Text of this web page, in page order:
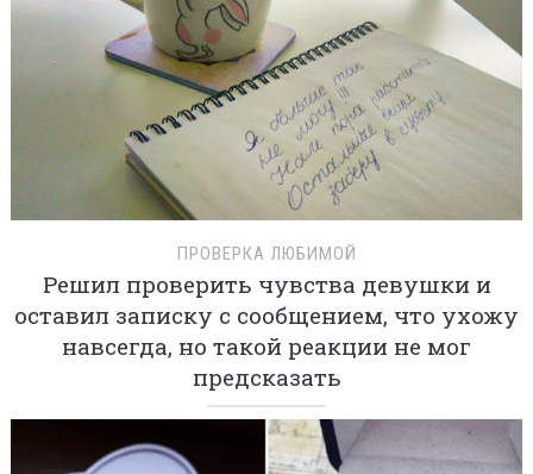
ПРОВЕРКА ЛЮБИМОЙ
Решил проверить чувства девушки и
оставил записку с сообщением, что ухожу
навсегда, но такой реакции не мог
предсказать